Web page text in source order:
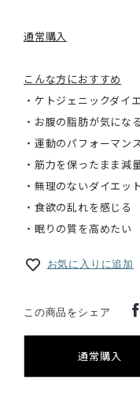
通常購入
こんな方におすすめ
・ケトジェニックダイ
・お腹の脂肪が気になる
・運動のパフォーマン
・筋力を保ったまま減
・無理のないダイエッ
・食欲の乱れを感じる
・眠りの質を高めたい
お気に入りに追加
この商品をシェア
通常購入